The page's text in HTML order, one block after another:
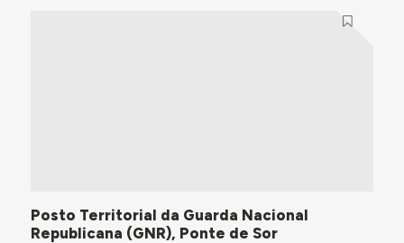
Posto Territorial da Guarda Nacional
Republicana (GNR), Ponte de Sor